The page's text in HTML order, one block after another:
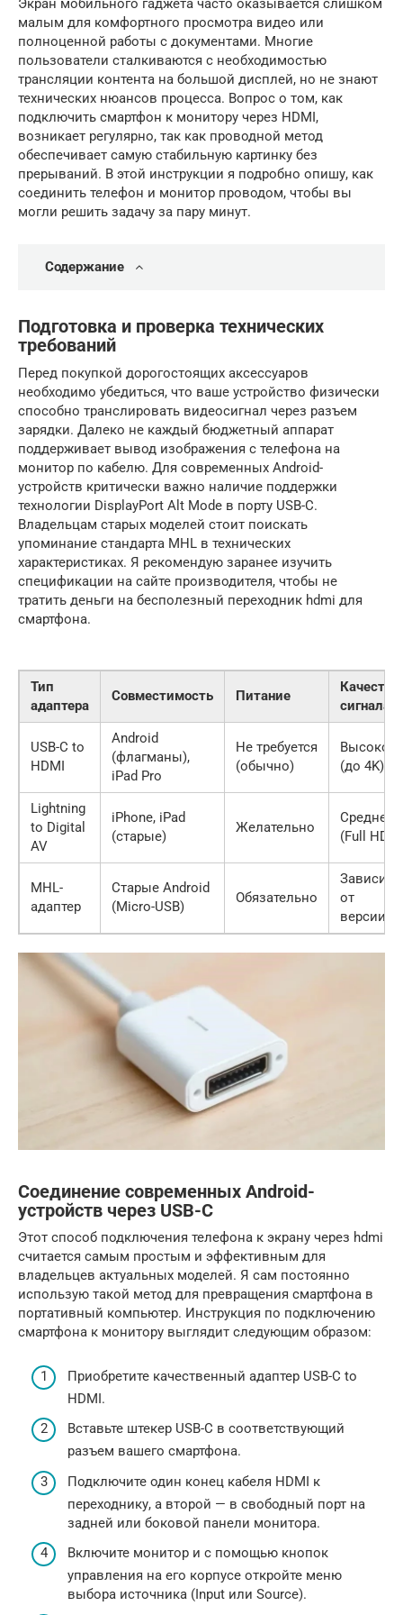
Экран мобильного гаджета часто оказывается слишком
малым для комфортного просмотра видео или
полноценной работы с документами. Многие
пользователи сталкиваются с необходимостью
трансляции контента на большой дисплей, но не знают
технических нюансов процесса. Вопрос о том, как
подключить смартфон к монитору через HDMI,
возникает регулярно, так как проводной метод
обеспечивает самую стабильную картинку без
прерываний. В этой инструкции я подробно опишу, как
соединить телефон и монитор проводом, чтобы вы
могли решить задачу за пару минут.
Содержание
Подготовка и проверка технических
требований
Перед покупкой дорогостоящих аксессуаров
необходимо убедиться, что ваше устройство физически
способно транслировать видеосигнал через разъем
зарядки. Далеко не каждый бюджетный аппарат
поддерживает вывод изображения с телефона на
монитор по кабелю. Для современных Android-
устройств критически важно наличие поддержки
технологии DisplayPort Alt Mode в порту USB-C.
Владельцам старых моделей стоит поискать
упоминание стандарта MHL в технических
характеристиках. Я рекомендую заранее изучить
спецификации на сайте производителя, чтобы не
тратить деньги на бесполезный переходник hdmi для
смартфона.
Тип
адаптера
Совместимость Питание
Качество
сигнала
USB-C to
HDMI
Android
(флагманы),
iPad Pro
Не требуется
(обычно)
Высокое
(до 4K)
Lightning
to Digital
AV
iPhone, iPad
(старые)
Желательно
Среднее
(Full HD)
MHL-
адаптер
Старые Android
(Micro-USB)
Обязательно
Зависит
от
версии
Соединение современных Android-
устройств через USB-C
Этот способ подключения телефона к экрану через hdmi
считается самым простым и эффективным для
владельцев актуальных моделей. Я сам постоянно
использую такой метод для превращения смартфона в
портативный компьютер. Инструкция по подключению
смартфона к монитору выглядит следующим образом:
Приобретите качественный адаптер USB-C to
HDMI.
Вставьте штекер USB-C в соответствующий
разъем вашего смартфона.
Подключите один конец кабеля HDMI к
переходнику, а второй — в свободный порт на
задней или боковой панели монитора.
Включите монитор и с помощью кнопок
управления на его корпусе откройте меню
выбора источника (Input или Source).